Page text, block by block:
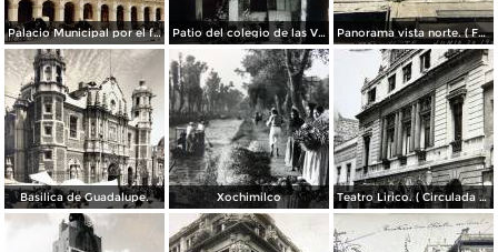
Palacio Municipal por el fotografo Hugo Brehme.. Patio del colegio de las Vizcainas por el fotografo Hugo Brehme. Panorama vista norte. ( Fechada el 20 de Junio de 1905 ).
Basilica de Guadalupe. Xochimilco Teatro Lirico. ( Circulada el 1 de Agosto de 1926 ).